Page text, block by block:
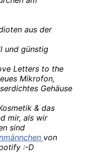
aus der
und günstig
Letters to the
Mikrofon,
Gehäuse
& das
mir, als wir
sind
von
:-D